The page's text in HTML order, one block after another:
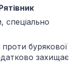
спеціально
проти бурякової
захищає